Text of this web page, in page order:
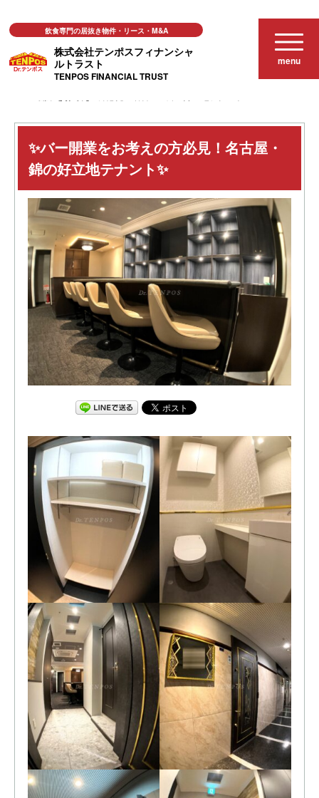
株式会社テンポスフィナンシャ
ルトラスト
TENPOS FINANCIAL TRUST
飲食専門の居抜き物件・リース・M&A
menu
居抜き店舗物件
✨バー開業をお考えの方必見！名古屋・
錦の好立地テナント✨